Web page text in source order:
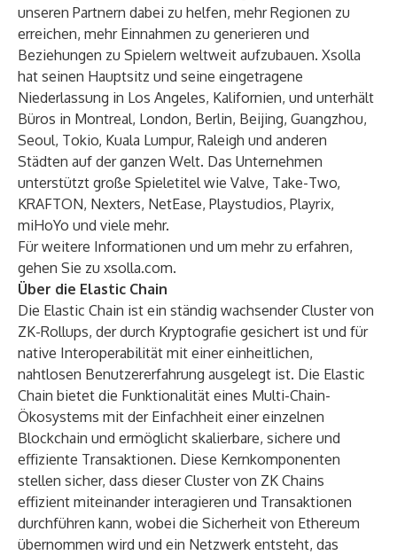
unseren Partnern dabei zu helfen, mehr Regionen zu
erreichen, mehr Einnahmen zu generieren und
Beziehungen zu Spielern weltweit aufzubauen. Xsolla
hat seinen Hauptsitz und seine eingetragene
Niederlassung in Los Angeles, Kalifornien, und unterhält
Büros in Montreal, London, Berlin, Beijing, Guangzhou,
Seoul, Tokio, Kuala Lumpur, Raleigh und anderen
Städten auf der ganzen Welt. Das Unternehmen
unterstützt große Spieletitel wie Valve, Take-Two,
KRAFTON, Nexters, NetEase, Playstudios, Playrix,
miHoYo und viele mehr.
Für weitere Informationen und um mehr zu erfahren,
gehen Sie zu xsolla.com.
Über die Elastic Chain
Die Elastic Chain ist ein ständig wachsender Cluster von
ZK-Rollups, der durch Kryptografie gesichert ist und für
native Interoperabilität mit einer einheitlichen,
nahtlosen Benutzererfahrung ausgelegt ist. Die Elastic
Chain bietet die Funktionalität eines Multi-Chain-
Ökosystems mit der Einfachheit einer einzelnen
Blockchain und ermöglicht skalierbare, sichere und
effiziente Transaktionen. Diese Kernkomponenten
stellen sicher, dass dieser Cluster von ZK Chains
effizient miteinander interagieren und Transaktionen
durchführen kann, wobei die Sicherheit von Ethereum
übernommen wird und ein Netzwerk entsteht, das